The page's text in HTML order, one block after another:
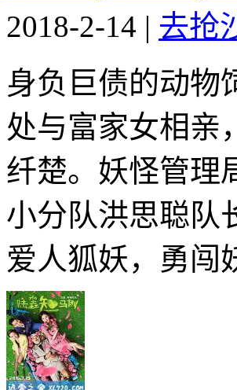
2018-2-14 | 去抢
身负巨债的动物
处与富家女相亲
纤楚。妖怪管理
小分队洪思聪队
爱人狐妖，勇